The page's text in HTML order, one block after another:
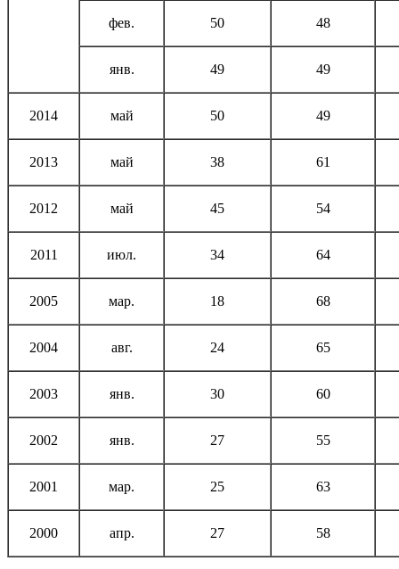
фев. 50 48
янв. 49 49
2014 май 50 49
2013 май 38 61
2012 май 45 54
2011 июл. 34 64
2005 мар. 18 68
2004 авг. 24 65
2003 янв. 30 60
2002 янв. 27 55
2001 мар. 25 63
2000 апр. 27 58